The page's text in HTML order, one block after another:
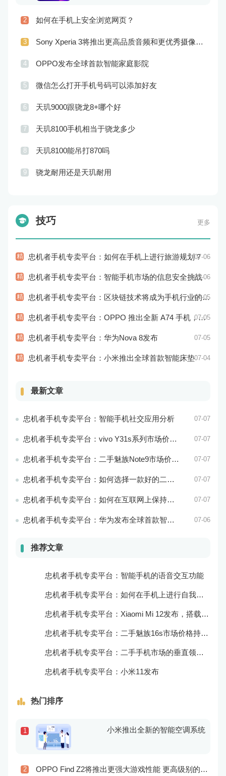
2 如何在手机上安全浏览网页？
3 Sony Xperia 3将推出更高品质音频和更优秀摄像技术
4 OPPO发布全球首款智能家庭影院
5 微信怎么打开手机号码可以添加好友
6 天玑9000跟骁龙8+哪个好
7 天玑8100手机相当于骁龙多少
8 天玑8100能吊打870吗
9 骁龙耐用还是天玑耐用
技巧 更多
精 忠机者手机专卖平台：如何在手机上进行旅游规划？07-06
精 忠机者手机专卖平台：智能手机市场的信息安全挑战07-06
精 忠机者手机专卖平台：区块链技术将成为手机行业的新的趋势07-05
精 忠机者手机专卖平台：OPPO 推出全新 A74 手机，采用 AMOLED 屏幕和大容量电池07-05
精 忠机者手机专卖平台：华为Nova 8发布 07-05
精 忠机者手机专卖平台：小米推出全球首款智能床垫07-04
最新文章
忠机者手机专卖平台：智能手机社交应用分析 07-07
忠机者手机专卖平台：vivo Y31s系列市场价格走势平稳 07-07
忠机者手机专卖平台：二手魅族Note9市场价格持续下跌 07-07
忠机者手机专卖平台：如何选择一款好的二手手机应用？ 07-07
忠机者手机专卖平台：如何在互联网上保持安全？ 07-07
忠机者手机专卖平台：华为发布全球首款智能物业管理系统 07-06
推荐文章
忠机者手机专卖平台：智能手机的语音交互功能
忠机者手机专卖平台：如何在手机上进行自我提升？
忠机者手机专卖平台：Xiaomi Mi 12发布，搭载更为出色的相机和处理器
忠机者手机专卖平台：二手魅族16s市场价格持续波动
忠机者手机专卖平台：二手手机市场的垂直领域拓展
忠机者手机专卖平台：小米11发布
热门排序
1 小米推出全新的智能空调系统
2 OPPO Find Z2将推出更强大游戏性能 更高级别的音频技术